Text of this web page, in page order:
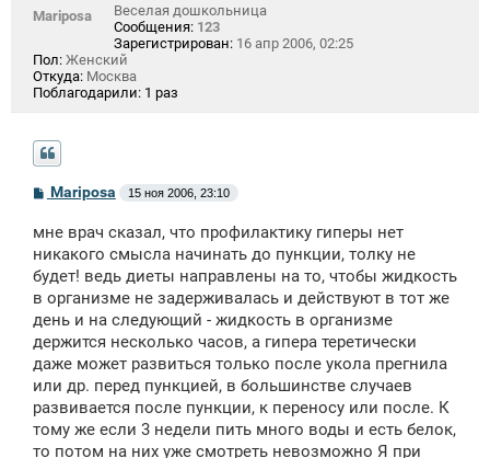
Mariposa
Веселая дошкольница
Сообщения: 123
Зарегистрирован: 16 апр 2006, 02:25
Пол: Женский
Откуда: Москва
Поблагодарили: 1 раз
С
б
щ
н
и
Mariposa 15 ноя 2006, 23:10
мне врач сказал, что профилактику гиперы нет
никакого смысла начинать до пункции, толку не
будет! ведь диеты направлены на то, чтобы жидкость
в организме не задерживалась и действуют в тот же
день и на следующий - жидкость в организме
держится несколько часов, а гипера теретически
даже может развиться только после укола прегнила
или др. перед пункцией, в большинстве случаев
развивается после пункции, к переносу или после. К
тому же если 3 недели пить много воды и есть белок,
то потом на них уже смотреть невозможно Я при